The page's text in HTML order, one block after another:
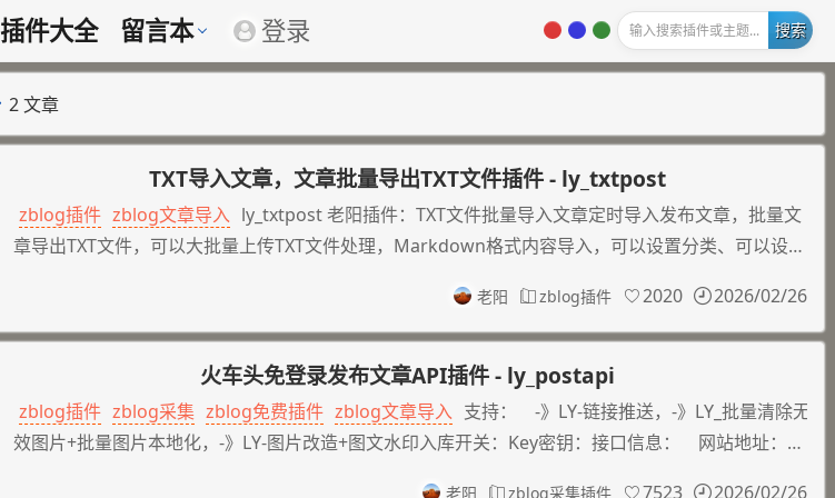
插件大全 留言本 登录 老阳插件站内搜索插件或主题...
2 文章
TXT导入文章，文章批量导出TXT文件插件 - ly_txtpost
zblog插件 zblog文章导入 ly_txtpost 老阳插件：TXT文件批量导入文章定时导入发布文章，批量文
章导出TXT文件，可以大批量上传TXT文件处理，Markdown格式内容导入，可以设置分类、可以设置t
老阳 zblog插件 2020 2026/02/26
火车头免登录发布文章API插件 - ly_postapi
zblog插件 zblog采集 zblog免费插件 zblog文章导入 支持： -》LY-链接推送，-》LY_批量清除无
效图片+批量图片本地化，-》LY-图片改造+图文水印入库开关：Key密钥：接口信息： 网站地址：内
老阳 zblog采集插件 7523 2026/02/26